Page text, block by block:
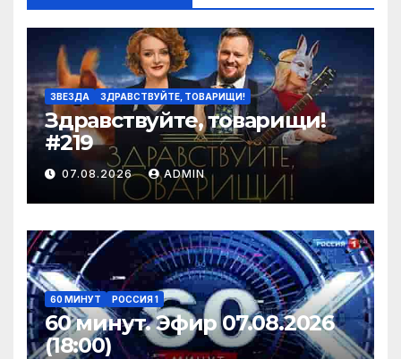
ЗВЕЗДА ЗДРАВСТВУЙТЕ, ТОВАРИЩИ!
Здравствуйте, товарищи!
#219
07.08.2026 ADMIN
60 МИНУТ РОССИЯ 1
60 минут. Эфир 07.08.2026
(18:00)